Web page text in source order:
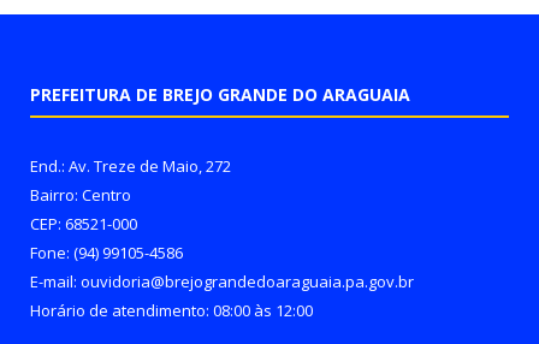
PREFEITURA DE BREJO GRANDE DO ARAGUAIA
End.: Av. Treze de Maio, 272
Bairro: Centro
CEP: 68521-000
Fone: (94) 99105-4586
E-mail: ouvidoria@brejograndedoaraguaia.pa.gov.br
Horário de atendimento: 08:00 às 12:00